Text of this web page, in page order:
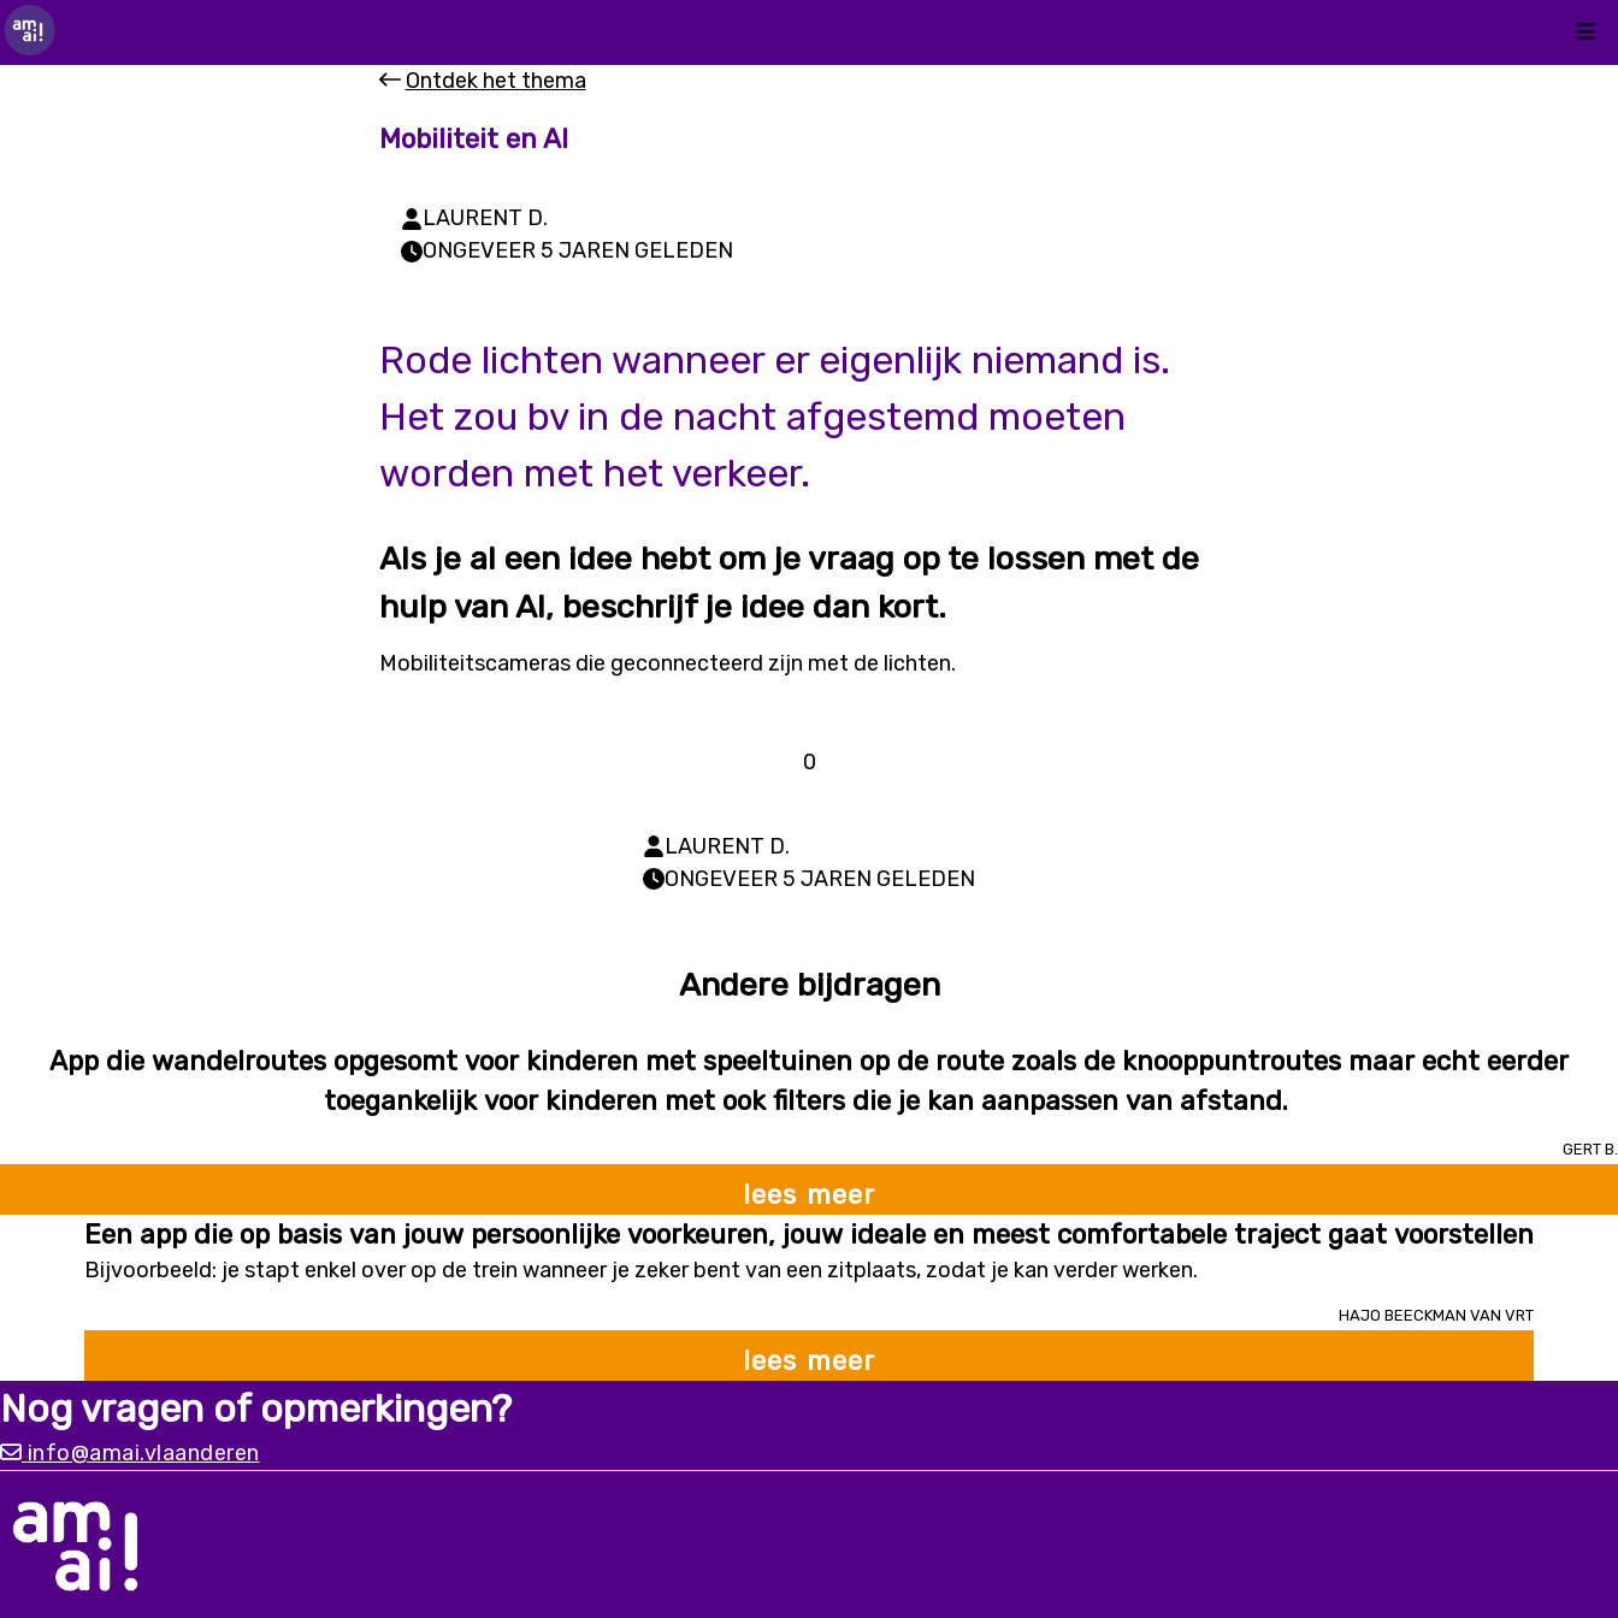
Ontdek het thema
Mobiliteit en AI
LAURENT D.
ONGEVEER 5 JAREN GELEDEN
Rode lichten wanneer er eigenlijk niemand is.
Het zou bv in de nacht afgestemd moeten
worden met het verkeer.
Als je al een idee hebt om je vraag op te lossen met de
hulp van AI, beschrijf je idee dan kort.
Mobiliteitscameras die geconnecteerd zijn met de lichten.
0
LAURENT D.
ONGEVEER 5 JAREN GELEDEN
Andere bijdragen
App die wandelroutes opgesomt voor kinderen met speeltuinen op de route zoals de knooppuntroutes maar echt eerder
toegankelijk voor kinderen met ook filters die je kan aanpassen van afstand.
Gert B.
lees meer
Een app die op basis van jouw persoonlijke voorkeuren, jouw ideale en meest comfortabele traject gaat voorstellen
Bijvoorbeeld: je stapt enkel over op de trein wanneer je zeker bent van een zitplaats, zodat je kan verder werken.
Hajo Beeckman van VRT
lees meer
Nog vragen of opmerkingen?
info@amai.vlaanderen